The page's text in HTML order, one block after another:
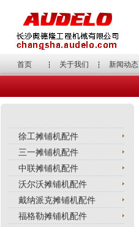
首页 关于我们 新闻动态
徐工摊铺机配件
三一摊铺机配件
中联摊铺机配件
沃尔沃摊铺机配件
戴纳派克摊铺机配件
福格勒摊铺机配件